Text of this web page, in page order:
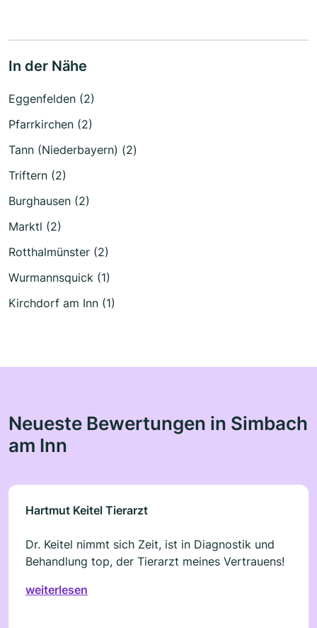
In der Nähe
Eggenfelden (2)
Pfarrkirchen (2)
Tann (Niederbayern) (2)
Triftern (2)
Burghausen (2)
Marktl (2)
Rotthalmünster (2)
Wurmannsquick (1)
Kirchdorf am Inn (1)
Neueste Bewertungen in Simbach
am Inn
Hartmut Keitel Tierarzt
Dr. Keitel nimmt sich Zeit, ist in Diagnostik und
Behandlung top, der Tierarzt meines Vertrauens!
weiterlesen